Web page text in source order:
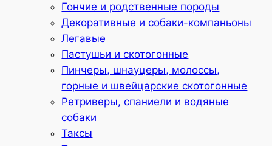
Гончие и родственные породы
Декоративные и собаки-компаньоны
Легавые
Пастушьи и скотогонные
Пинчеры, шнауцеры, молоссы,
горные и швейцарские скотогонные
Ретриверы, спаниели и водяные
собаки
Таксы